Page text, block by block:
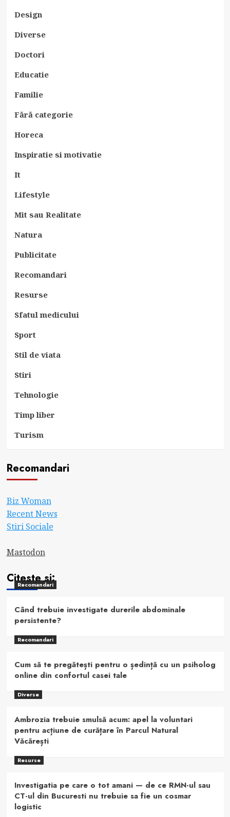
Design
Diverse
Doctori
Educatie
Familie
Fără categorie
Horeca
Inspiratie si motivatie
It
Lifestyle
Mit sau Realitate
Natura
Publicitate
Recomandari
Resurse
Sfatul medicului
Sport
Stil de viata
Stiri
Tehnologie
Timp liber
Turism
Recomandari
Biz Woman
Recent News
Stiri Sociale
Mastodon
Citeste si:
Recomandari
Când trebuie investigate durerile abdominale
persistente?
Recomandari
Cum să te pregătești pentru o ședință cu un psiholog
online din confortul casei tale
Diverse
Ambrozia trebuie smulsă acum: apel la voluntari
pentru acțiune de curățare în Parcul Natural
Văcărești
Resurse
Investigatia pe care o tot amani — de ce RMN-ul sau
CT-ul din Bucuresti nu trebuie sa fie un cosmar
logistic